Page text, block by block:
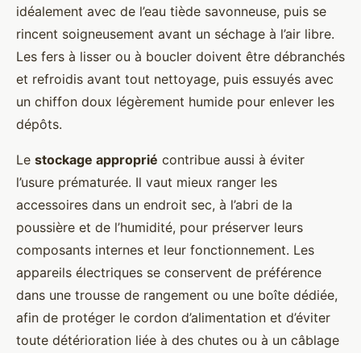
idéalement avec de l’eau tiède savonneuse, puis se
rincent soigneusement avant un séchage à l’air libre.
Les fers à lisser ou à boucler doivent être débranchés
et refroidis avant tout nettoyage, puis essuyés avec
un chiffon doux légèrement humide pour enlever les
dépôts.
Le stockage approprié contribue aussi à éviter
l’usure prématurée. Il vaut mieux ranger les
accessoires dans un endroit sec, à l’abri de la
poussière et de l’humidité, pour préserver leurs
composants internes et leur fonctionnement. Les
appareils électriques se conservent de préférence
dans une trousse de rangement ou une boîte dédiée,
afin de protéger le cordon d’alimentation et d’éviter
toute détérioration liée à des chutes ou à un câblage